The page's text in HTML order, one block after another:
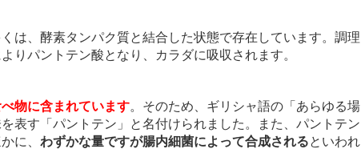
は、酵素タンパク質と結合した状態で存在しています。調理
りパントテン酸となり、カラダに吸収されます。
物に含まれています。そのため、ギリシャ語の「あらゆる場
表す「パントテン」と名付けられました。また、パントテン
に、 わずかな量ですが腸内細菌によって合成されるといわれ